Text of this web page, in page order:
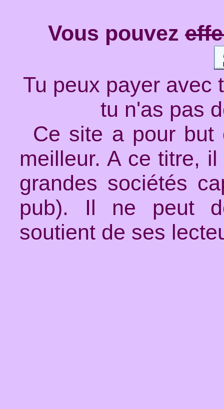
Vous pouvez
Tu peux payer avec
tu n'as pas
Ce site a pour but
meilleur. A ce titre,
grandes sociétés
pub). Il ne peut
soutient de ses